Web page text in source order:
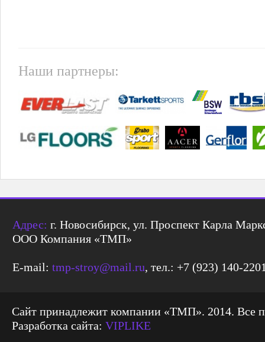
Наши партнеры:
Адрес: г. Новосибирск, ул. Проспект Карла
ООО Компания «ТМП»
E-mail: tmp-stroy@mail.ru, тел.: +7 (923) 140-
Сайт принадлежит компании «ТМП». 2014. Все
Разработка сайта: VIPLIKE